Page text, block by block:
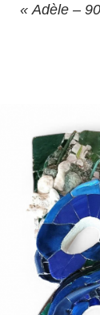
« Adèle –